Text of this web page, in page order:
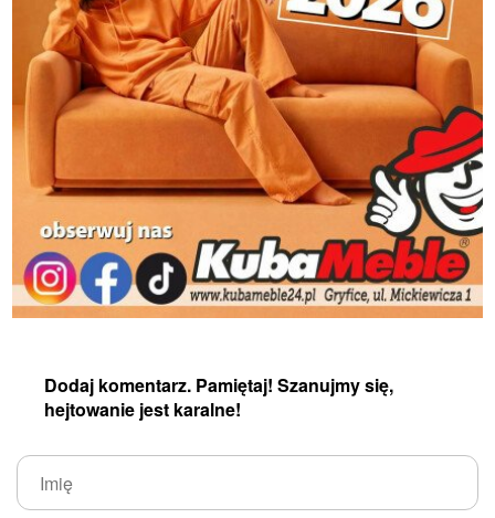
Dodaj komentarz. Pamiętaj! Szanujmy się,
hejtowanie jest karalne!